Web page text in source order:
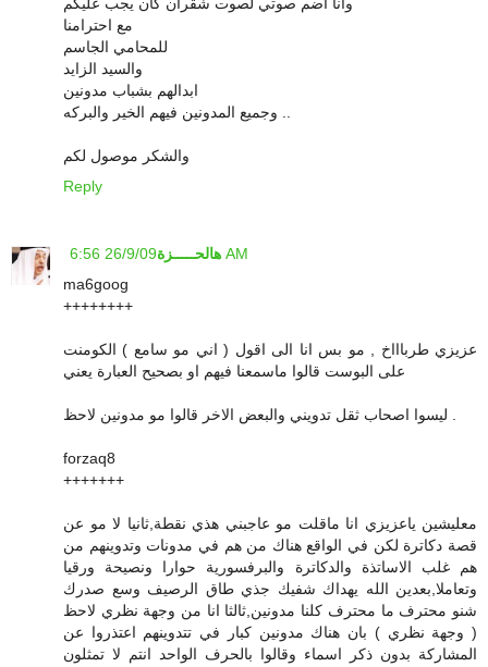
مع احترامنا
للمحامي الجاسم
والسيد الزايد
ابدالهم بشباب مدونين
والشكر موصول لكم
Reply
هالحـــــزة 26/9/09 6:56 AM
ma6goog
++++++++
عزيزي طرباااخ , مو بس انا الى اقول ( اني مو سامع ) الكومنت
على البوست قالوا ماسمعنا فيهم او بصحيح العبارة يعني
forzaq8
+++++++
معليشين ياعزيزي انا ماقلت مو عاجبني هذي نقطة,ثانيا لا مو عن
قصة دكاترة لكن في الواقع هناك من هم في مدونات وتدوينهم من
هم غلب الاساتذة والدكاترة والبرفسورية حوارا ونصيحة ورقيا
وتعاملا,بعدين الله يهداك شفيك جذي طاق الرصيف وسع صدرك
شنو محترف ما محترف كلنا مدونين,ثالثا انا من وجهة نظري لاحظ
( وجهة نظري ) بان هناك مدونين كبار في تتدوينهم اعتذروا عن
المشاركة بدون ذكر اسماء وقالوا بالحرف الواحد انتم لا تمثلون